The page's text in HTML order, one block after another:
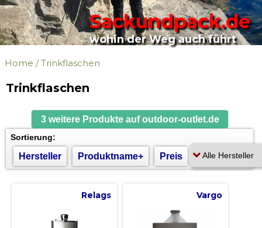
Sackundpack.de
wohin der Weg auch führt
Home /Trinkflaschen
Trinkflaschen
3 weitere Produkte auf outdoor-outlet.de
Sortierung:
Hersteller Produktname+ Preis
Relags Vargo